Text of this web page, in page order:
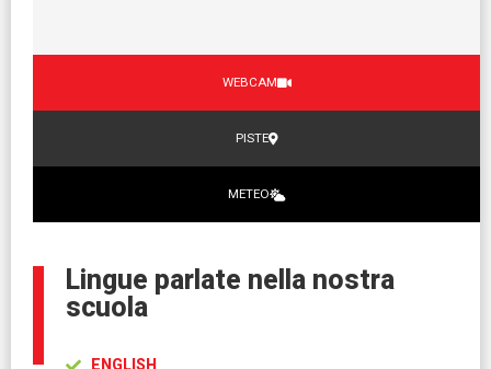
WEBCAM
PISTE
METEO
Lingue parlate nella nostra
scuola
ENGLISH